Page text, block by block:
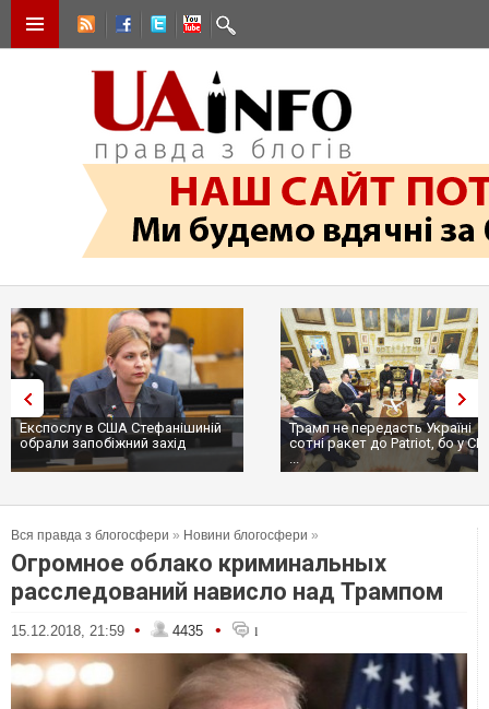
Експослу в США Стефанішиній
обрали запобіжний захід
Трамп не передасть Україні
сотні ракет до Patriot, бо у
...
Вся правда з блогосфери » Новини блогосфери »
Огромное облако криминальных
расследований нависло над Трампом
15.12.2018, 21:59 • 4435 • 1